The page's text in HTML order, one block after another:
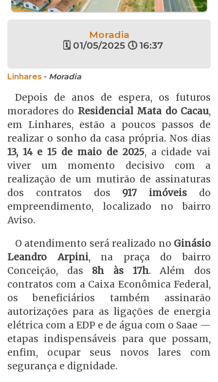
Moradia
🗓 01/05/2025 🕔 16:37
Linhares - Moradia
Depois de anos de espera, os futuros
moradores do Residencial Mata do Cacau,
em Linhares, estão a poucos passos de
realizar o sonho da casa própria. Nos dias
13, 14 e 15 de maio de 2025, a cidade vai
viver um momento decisivo com a
realização de um mutirão de assinaturas
dos contratos dos 917 imóveis do
empreendimento, localizado no bairro
Aviso.
O atendimento será realizado no Ginásio
Leandro Arpini, na praça do bairro
Conceição, das 8h às 17h. Além dos
contratos com a Caixa Econômica Federal,
os beneficiários também assinarão
autorizações para as ligações de energia
elétrica com a EDP e de água com o Saae —
etapas indispensáveis para que possam,
enfim, ocupar seus novos lares com
segurança e dignidade.